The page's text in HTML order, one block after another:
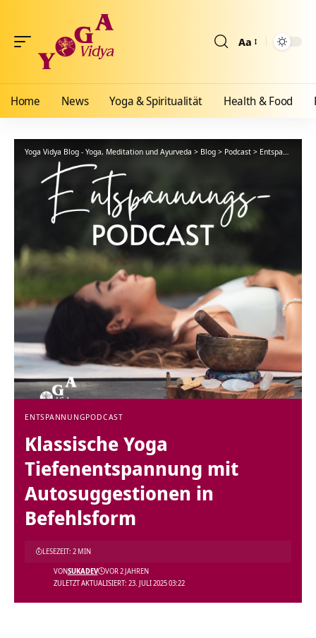
Aa
Home News Yoga & Spiritualität Health & Food
Yoga Vidya Blog - Yoga, Meditation und Ayurveda > Blog > Podcast > Entspannung
ENTSPANNUNGPODCAST
Klassische Yoga
Tiefenentspannung mit
Autosuggestionen in
Befehlsform
ZULETZT AKTUALISIERT: 23. JULI 2025 03:22
VONSUKADEV VOR 2 JAHREN
LESEZEIT: 2 MIN